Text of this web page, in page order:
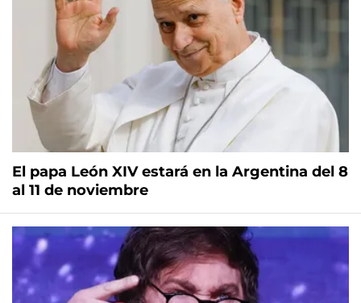
El papa León XIV estará en la Argentina del 8
al 11 de noviembre